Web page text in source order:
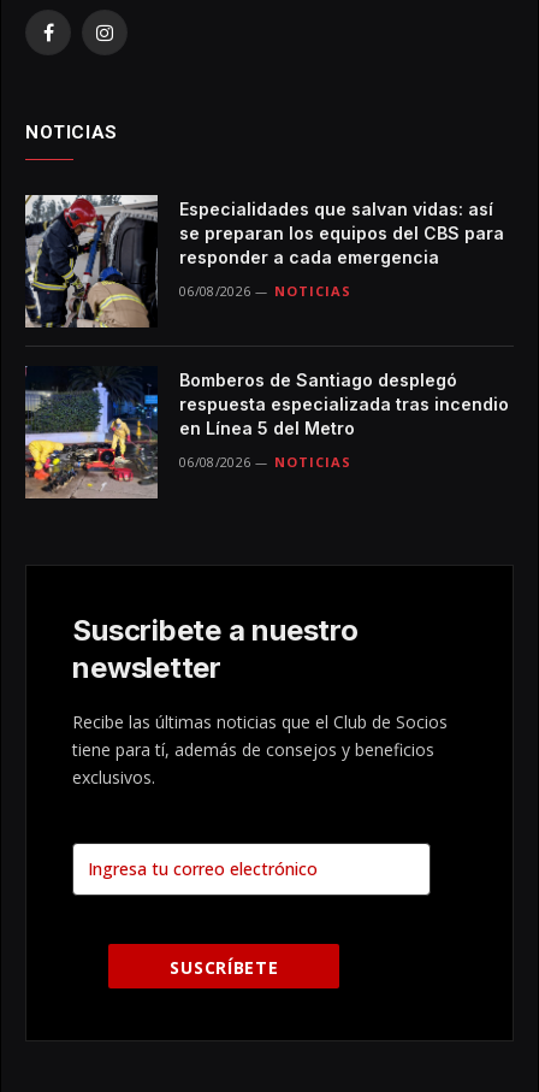
FacebookInstagram
NOTICIAS
Especialidades que salvan vidas: así
se preparan los equipos del CBS para
responder a cada emergencia
06/08/2026 NOTICIAS
Bomberos de Santiago desplegó
respuesta especializada tras incendio
en Línea 5 del Metro
06/08/2026 NOTICIAS
Suscribete a nuestro
newsletter
Recibe las últimas noticias que el Club de Socios
tiene para tí, además de consejos y beneficios
exclusivos.